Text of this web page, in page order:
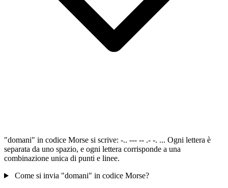
"domani" in codice Morse si scrive: -.. --- -- .- -. ... Ogni lettera è
separata da uno spazio, e ogni lettera corrisponde a una
combinazione unica di punti e linee.
Come si invia "domani" in codice Morse?